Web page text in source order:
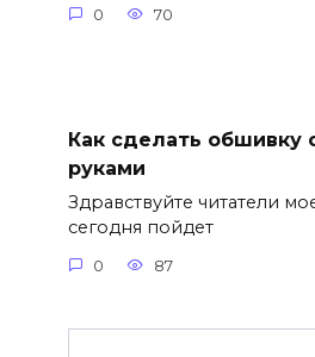
0 70
Как сделать обшивку
руками
Здравствуйте читатели
сегодня пойдет
0 87